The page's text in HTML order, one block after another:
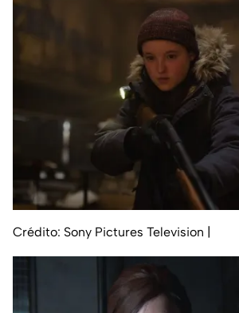
Crédito: Sony Pictures Television